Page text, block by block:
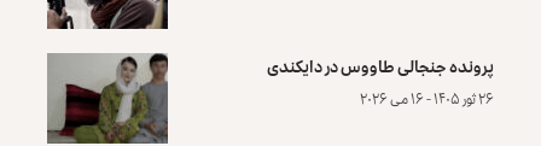
پرونده‌ جنجالی طاووس در دایکندی
۲۶ ثور ۱۴۰۵ - ۱۶ می ۲۰۲۶